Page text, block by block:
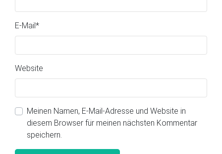
E-Mail*
Website
Meinen Namen, E-Mail-Adresse und Website in
diesem Browser für meinen nächsten Kommentar
speichern.